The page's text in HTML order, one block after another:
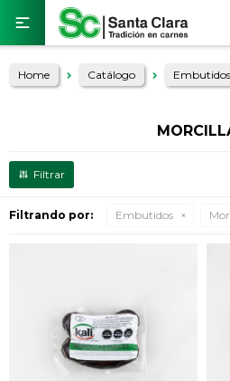

Home Catálogo Embutidos
Filtrando por: Embutidos